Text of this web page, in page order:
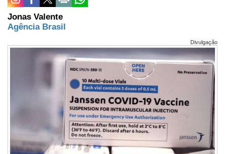
Jonas Valente
Agência Brasil
Divulgação